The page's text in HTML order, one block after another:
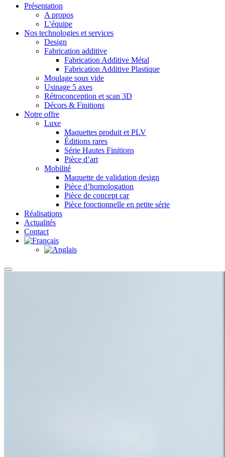
Présentation
A propos
L’équipe
Nos technologies et services
Design
Fabrication additive
Fabrication Additive Métal
Fabrication Additive Plastique
Moulage sous vide
Usinage 5 axes
Rétroconception et scan 3D
Décors & Finitions
Notre offre
Luxe
Maquettes produit et PLV
Éditions rares
Série Hautes Finitions
Pièce d’art
Mobilité
Maquette de validation design
Pièce d’homologation
Pièce de concept car
Pièce fonctionnelle en petite série
Réalisations
Actualités
Contact